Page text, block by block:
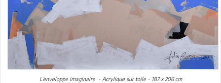
L’enveloppe imaginaire - Acrylique sur toile - 187 x 206 cm